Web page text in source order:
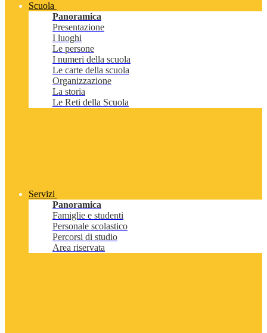
Scuola
Panoramica
Presentazione
I luoghi
Le persone
I numeri della scuola
Le carte della scuola
Organizzazione
La storia
Le Reti della Scuola
Servizi
Panoramica
Famiglie e studenti
Personale scolastico
Percorsi di studio
Area riservata